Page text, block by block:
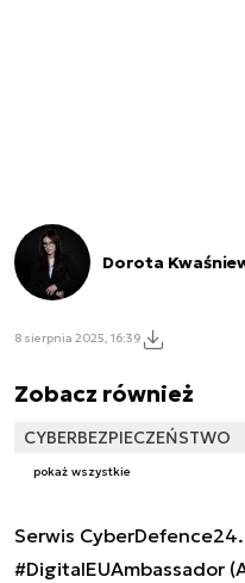
Dorota
8 sierpnia 2025, 16:39
Zobacz również
CYBERBEZPIECZEŃSTWO
pokaż wszystkie
Serwis
#DigitalEUAmbassador